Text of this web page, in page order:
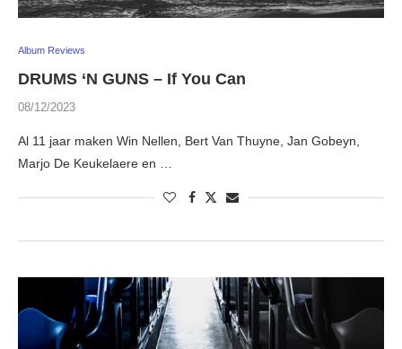
Album Reviews
DRUMS ‘N GUNS – If You Can
08/12/2023
Al 11 jaar maken Win Nellen, Bert Van Thuyne, Jan Gobeyn,
Marjo De Keukelaere en …